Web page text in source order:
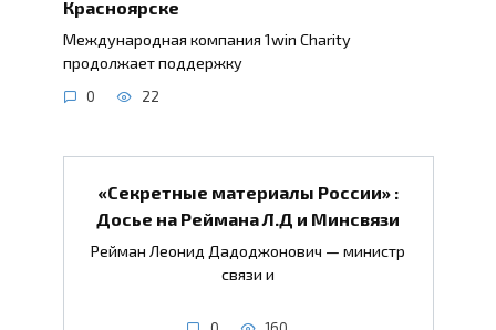
Красноярске
Международная компания 1win Charity
продолжает поддержку
0 22
«Секретные материалы России» :
Досье на Реймана Л.Д и Минсвязи
Рейман Леонид Дадоджонович — министр
связи и